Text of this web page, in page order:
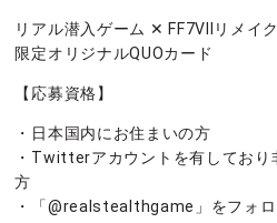
リアル潜入ゲーム ✕ FF7VIIリメイ
限定オリジナルQUOカード
【応募資格】
・日本国内にお住まいの方
・Twitterアカウントを有しており
方
・「@realstealthgame」をフォ